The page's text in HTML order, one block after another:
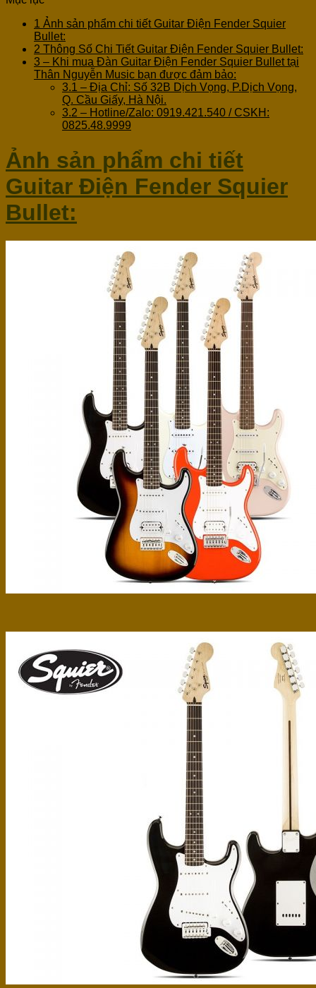
1 Ảnh sản phẩm chi tiết Guitar Điện Fender Squier
Bullet:
2 Thông Số Chi Tiết Guitar Điện Fender Squier Bullet:
3 – Khi mua Đàn Guitar Điện Fender Squier Bullet tại
Thân Nguyễn Music bạn được đảm bảo:
3.1 – Địa Chỉ: Số 32B Dịch Vọng, P.Dịch Vọng,
Q. Cầu Giấy, Hà Nội.
3.2 – Hotline/Zalo: 0919.421.540 / CSKH:
0825.48.9999
Ảnh sản phẩm chi tiết
Guitar Điện Fender Squier
Bullet: